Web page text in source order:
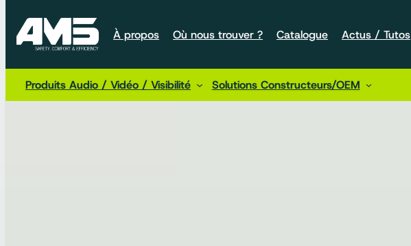
À propos Où nous trouver ? Catalogue Actus / Tutos
Produits Audio / Vidéo / Visibilité Solutions Constructeurs/OEM